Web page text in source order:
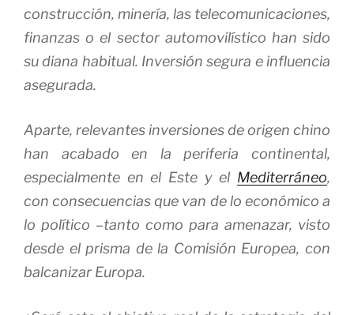
construcción, minería, las telecomunicaciones,
finanzas o el sector automovilístico han sido
sudiana habitual. Inversión segura e influencia
asegurada.
Aparte, relevantes inversiones de origen chino
han acabado en la periferia continental,
especialmente en el Este y el Mediterráneo,
con consecuencias que van de lo económico a
lo político –tanto como para amenazar, visto
desde el prisma de la Comisión Europea, con
balcanizar Europa.